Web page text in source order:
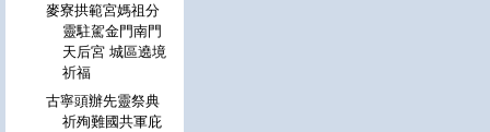
麥寮拱範宮媽祖分
靈駐駕金門南門
天后宮 城區遶境
祈福
古寧頭辦先靈祭典
祈殉難國共軍庇